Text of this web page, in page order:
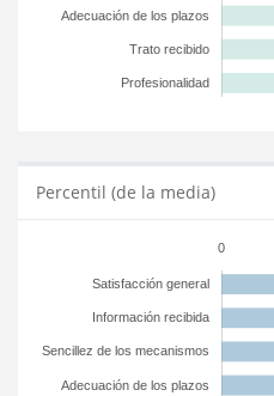
Adecuación de los plazos
Trato recibido
Profesionalidad
Percentil (de la media)
0
Satisfacción general
Información recibida
Sencillez de los mecanismos
Adecuación de los plazos